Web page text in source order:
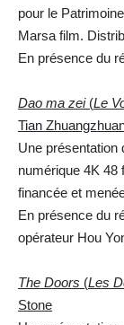
pour le
Marsa film.
En présence du
Dao ma zei(Le
Tian
Une présentation
numérique 4K 48
financée et
En présence du
opérateur Hou
The Doors (Les
Stone